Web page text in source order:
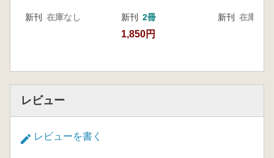
新刊 在庫なし 新刊 2冊
1,850円
新刊 在庫なし
レビュー
レビューを書く